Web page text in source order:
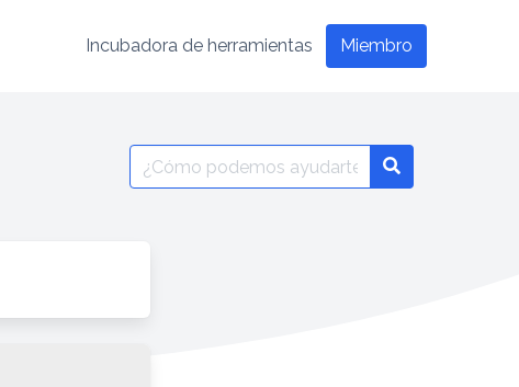
Incubadora de herramientas Miembro